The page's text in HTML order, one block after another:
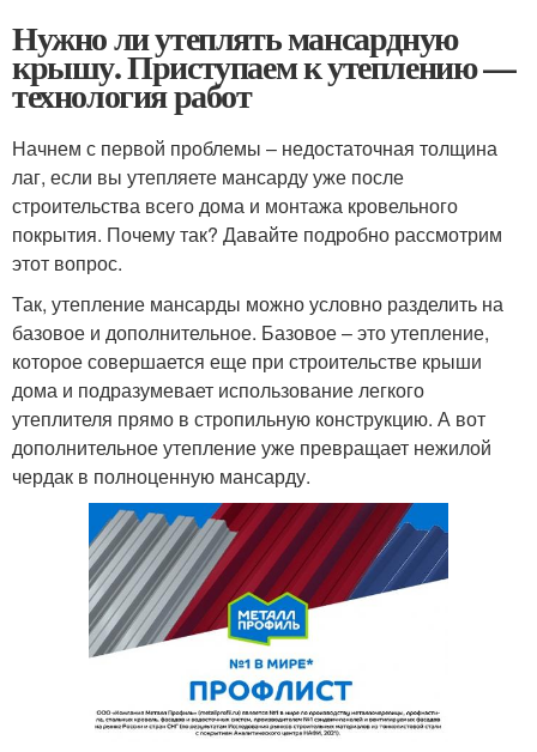
Нужно ли утеплять мансардную
крышу. Приступаем к утеплению —
технология работ
Начнем с первой проблемы – недостаточная толщина
лаг, если вы утепляете мансарду уже после
строительства всего дома и монтажа кровельного
покрытия. Почему так? Давайте подробно рассмотрим
этот вопрос.
Так, утепление мансарды можно условно разделить на
базовое и дополнительное. Базовое – это утепление,
которое совершается еще при строительстве крыши
дома и подразумевает использование легкого
утеплителя прямо в стропильную конструкцию. А вот
дополнительное утепление уже превращает нежилой
чердак в полноценную мансарду.